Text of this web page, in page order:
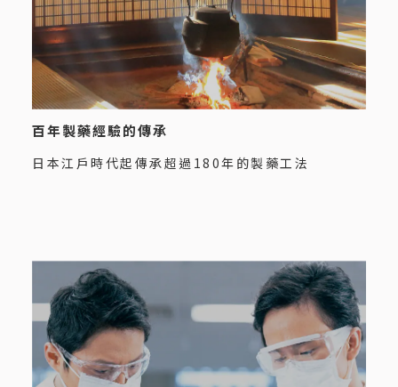
百年製藥經驗的傳承
日本江戶時代起傳承超過180年的製藥工法